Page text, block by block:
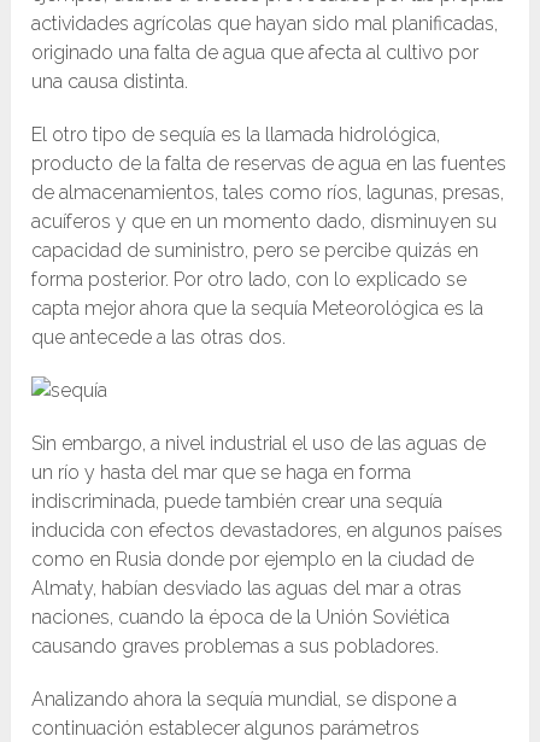
actividades agrícolas que hayan sido mal planificadas,
originado una falta de agua que afecta al cultivo por
una causa distinta.
El otro tipo de sequía es la llamada hidrológica,
producto de la falta de reservas de agua en las fuentes
de almacenamientos, tales como ríos, lagunas, presas,
acuíferos y que en un momento dado, disminuyen su
capacidad de suministro, pero se percibe quizás en
forma posterior. Por otro lado, con lo explicado se
capta mejor ahora que la sequía Meteorológica es la
que antecede a las otras dos.
Sin embargo, a nivel industrial el uso de las aguas de
un río y hasta del mar que se haga en forma
indiscriminada, puede también crear una sequía
inducida con efectos devastadores, en algunos países
como en Rusia donde por ejemplo en la ciudad de
Almaty, habían desviado las aguas del mar a otras
naciones, cuando la época de la Unión Soviética
causando graves problemas a sus pobladores.
Analizando ahora la sequía mundial, se dispone a
continuación establecer algunos parámetros